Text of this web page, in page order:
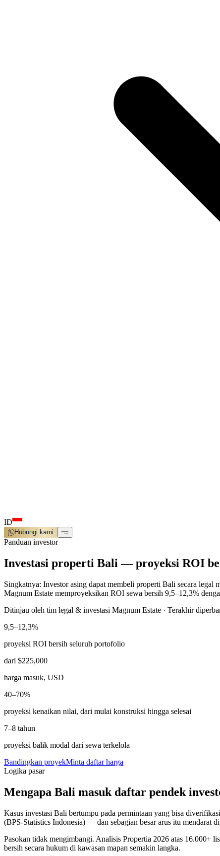
ID
Hubungi kami
Panduan investor
Investasi properti Bali — proyeksi ROI
Singkatnya: Investor asing dapat membeli properti Bali secara
Magnum Estate memproyeksikan ROI sewa bersih 9,5–12,3%
Ditinjau oleh tim legal & investasi Magnum Estate · Terakhir
9,5–12,3%
proyeksi ROI bersih seluruh portofolio
dari $225,000
harga masuk, USD
40–70%
proyeksi kenaikan nilai, dari mulai konstruksi hingga selesai
7–8 tahun
proyeksi balik modal dari sewa terkelola
Bandingkan proyekMinta daftar harga
Logika pasar
Mengapa Bali masuk daftar pendek
Kasus investasi Bali bertumpu pada permintaan yang bisa
(BPS-Statistics Indonesia) — dan sebagian besar arus itu mendarat
Pasokan tidak mengimbangi. Analisis Propertia 2026 atas 16.000+
bersih secara hukum di kawasan mapan semakin langka.